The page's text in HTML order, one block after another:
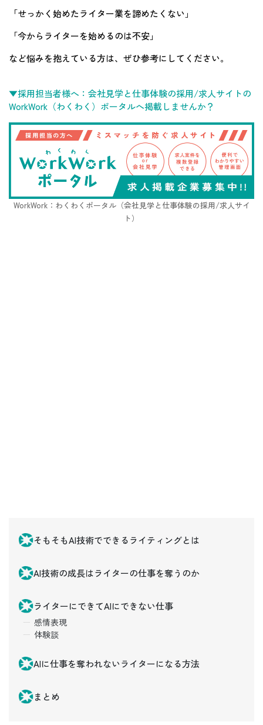
「せっかく始めたライター業を諦めたくない」
「今からライターを始めるのは不安」
など悩みを抱えている方は、ぜひ参考にしてください。
▼採用担当者様へ：会社見学と仕事体験の採用/求人サイトの
WorkWork（わくわく）ポータルへ掲載しませんか？
WorkWork：わくわくポータル（会社見学と仕事体験の採用/求人サイ
ト）
そもそもAI技術でできるライティングとは
AI技術の成長はライターの仕事を奪うのか
ライターにできてAIにできない仕事
感情表現
体験談
AIに仕事を奪われないライターになる方法
まとめ